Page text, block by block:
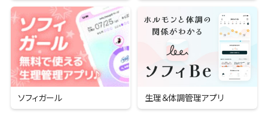
ソフィガール 生理＆体調管理アプリ